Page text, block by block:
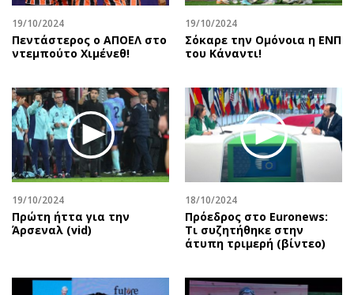
19/10/2024
Πεντάστερος ο ΑΠΟΕΛ στο
ντεμπούτο Χιμένεθ!
19/10/2024
Σόκαρε την Ομόνοια η ΕΝΠ
του Κάναντι!
19/10/2024
Πρώτη ήττα για την
Άρσεναλ (vid)
18/10/2024
Πρόεδρος στο Euronews:
Τι συζητήθηκε στην
άτυπη τριμερή (βίντεο)